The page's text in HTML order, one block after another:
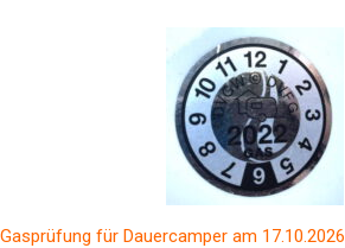
Gasprüfung für Dauercamper am 17.10.2026